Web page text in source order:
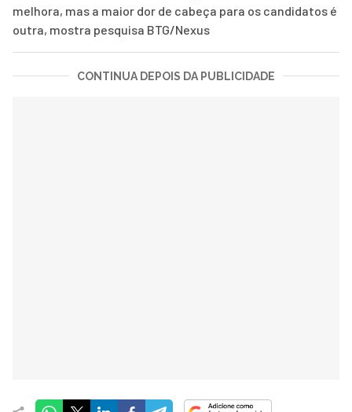
melhora, mas a maior dor de cabeça para os candidatos é
outra, mostra pesquisa BTG/Nexus
CONTINUA DEPOIS DA PUBLICIDADE